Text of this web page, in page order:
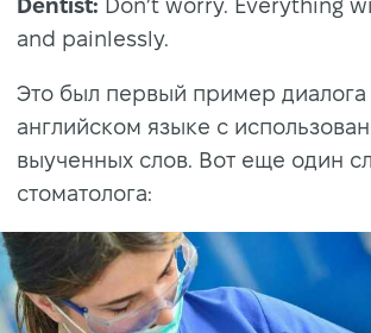
Dentist: Don’t worry. Everything
and painlessly.
Это был первый пример диалога
английском языке с
выученных слов. Вот еще один
стоматолога: